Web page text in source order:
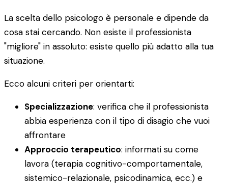
La scelta dello psicologo è personale e dipende da
cosa stai cercando. Non esiste il professionista
"migliore" in assoluto: esiste quello più adatto alla tua
situazione.
Ecco alcuni criteri per orientarti:
Specializzazione: verifica che il professionista
abbia esperienza con il tipo di disagio che vuoi
affrontare
Approccio terapeutico: informati su come
lavora (terapia cognitivo-comportamentale,
sistemico-relazionale, psicodinamica, ecc.) e